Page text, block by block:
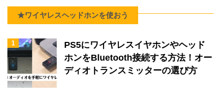
★ワイヤレスヘッドホンを使おう
1
PS5にワイヤレスイヤホンやヘッド
ホンをBluetooth接続する方法！オー
ディオトランスミッターの選び方